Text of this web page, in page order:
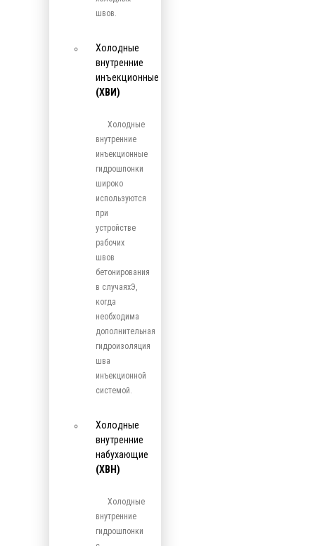
швов.
Холодные
внутренние
инъекционные
(ХВИ)
Холодные
внутренние
инъекционные
гидрошпонки
широко
используются
при
устройстве
рабочих
швов
бетонирования
в случаяхЭ,
когда
необходима
дополнительная
гидроизоляция
шва
инъекционной
системой.
Холодные
внутренние
набухающие
(ХВН)
Холодные
внутренние
гидрошпонки